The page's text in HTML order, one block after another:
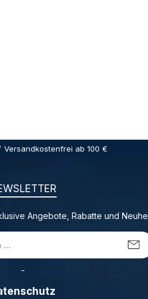
Versandkostenfrei ab 100 €
Angebote, Rabatte und